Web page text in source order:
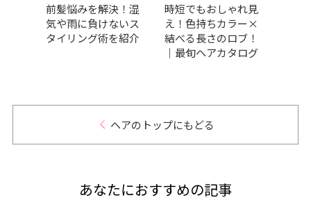
前髪悩みを解決！湿
気や雨に負けないス
タイリング術を紹介
時短でもおしゃれ見
え！色持ちカラー×
結べる長さのロブ！
｜最旬ヘアカタログ
ヘアのトップにもどる
あなたにおすすめの記事